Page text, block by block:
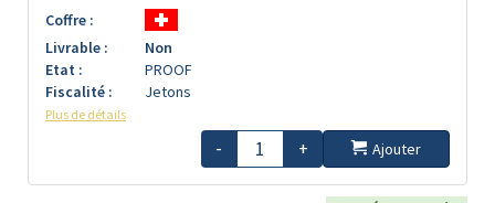
Coffre :
Livrable :
Non
Etat :
PROOF
Fiscalité :
Jetons
Plus de détails
- + Ajouter